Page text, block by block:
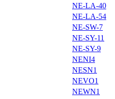
NE-LA-40
NE-LA-54
NE-SW-7
NE-SY-11
NE-SY-9
NENI4
NESN1
NEVO1
NEWN1